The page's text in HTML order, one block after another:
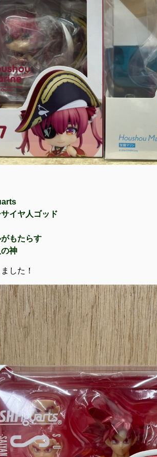
イヤ人ゴッド
もたらす
神
した！